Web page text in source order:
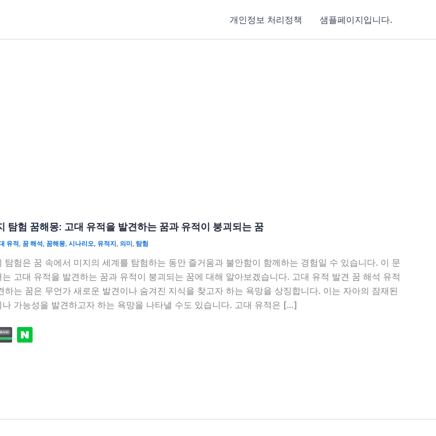
개인정보 처리정책 샘플페이지입니다.
탐험 꿈해몽: 고대 유적을 발견하는 꿈과 유적이 붕괴되는 꿈
유적, 꿈 해석, 꿈해몽, 시나리오, 유적지, 의미, 탐험
탐험은 꿈 속에서 미지의 세계를 탐험하는 동안 즐거움과 불안함이 함께하는 경험일 수 있습니다. 이 문
는 고대 유적을 발견하는 꿈과 유적이 붕괴되는 꿈에 대해 알아보겠습니다. 고대 유적 발견 꿈 해석 유적
하는 꿈은 무언가 새로운 발견이나 숨겨진 지식을 찾고자 하는 욕망을 상징합니다. 이는 자아의 잠재된
나 가능성을 발견하고자 하는 욕망을 나타낼 수도 있습니다. 고대 유적은 […]